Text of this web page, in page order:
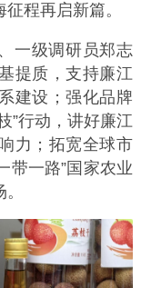
程再启新篇。
一级调研员郑志
提质，支持廉江
建设；强化品牌
”行动，讲好廉江
力；拓宽全球市
带一路”国家农业